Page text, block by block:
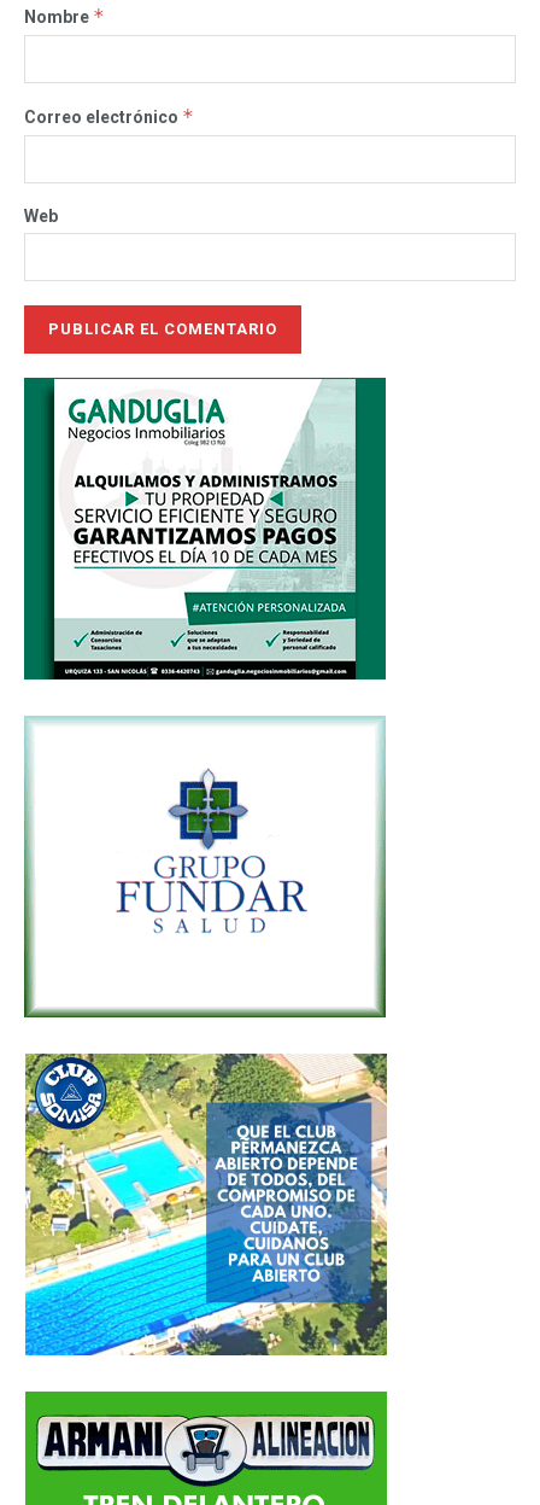
Nombre *
Correo electrónico *
Web